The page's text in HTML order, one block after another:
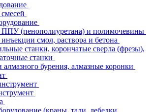
ППУ (пенополиуретана) и полимочевины
смол, раствора и бетона
станки, корончатые сверла (фрезы),
станки
алмазного бурения, алмазные коронки
(краны, тали, лебедки,